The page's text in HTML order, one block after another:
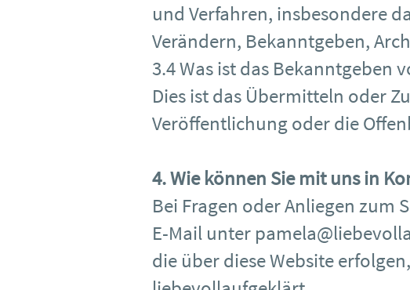
und Verfahren, insbesondere
Verändern, Bekanntgeben,
3.4 Was ist das Bekanntgeben
Dies ist das Übermitteln oder
Veröffentlichung oder die
4. Wie können Sie mit uns in
Bei Fragen oder Anliegen zum
E-Mail unter
die über diese Website